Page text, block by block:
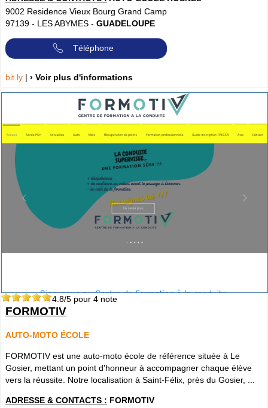
9002 Residence Vieux Bourg Grand Camp
97139 - LES ABYMES - GUADELOUPE
Téléphone
bit.ly | › Voir plus d'informations
4.8/5 pour 4 note
FORMOTIV
AUTO-MOTO ÉCOLE
FORMOTIV est une auto-moto école de référence située à Le
Gosier, mettant un point d'honneur à accompagner chaque élève
vers la réussite. Notre localisation à Saint-Félix, près du Gosier, ...
ADRESSE & CONTACTS : FORMOTIV